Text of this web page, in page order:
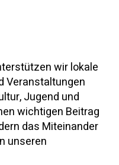
wir lokale
Veranstaltungen
Jugend und
wichtigen Beitrag
das Miteinander
unseren